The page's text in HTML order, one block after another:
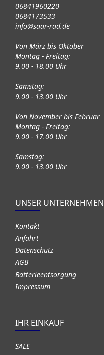
06841960220
0684173533
info@saar-rad.de
Von März bis Oktober
Montag - Freitag:
9.00 - 18.00 Uhr
Samstag:
9.00 - 13.00 Uhr
Von November bis Februar
Montag - Freitag:
9.00 - 17.00 Uhr
Samstag:
9.00 - 13.00 Uhr
UNSER UNTERNEHMEN
Kontakt
Anfahrt
Datenschutz
AGB
Batterieentsorgung
Impressum
IHR EINKAUF
SALE